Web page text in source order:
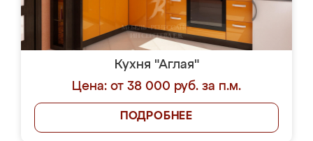
Кухня "Аглая"
Цена: от 38 000 руб. за п.м.
ПОДРОБНЕЕ